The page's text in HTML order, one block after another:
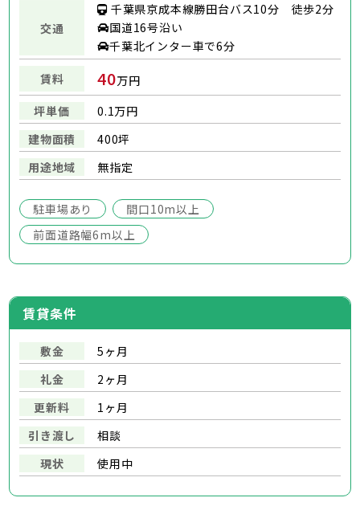
交通
千葉県京成本線勝田台バス10分 徒歩2分
国道16号沿い
千葉北インター車で6分
賃料 40万円
坪単価
0.1万円
建物面積
400坪
用途地域
無指定
駐車場あり
間口10m以上
前面道路幅6m以上
賃貸条件
敷金
5ヶ月
礼金
2ヶ月
更新料
1ヶ月
引き渡し
相談
現状
使用中